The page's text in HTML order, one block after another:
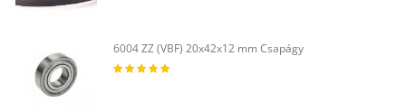
6004 ZZ (VBF) 20x42x12 mm Csapágy